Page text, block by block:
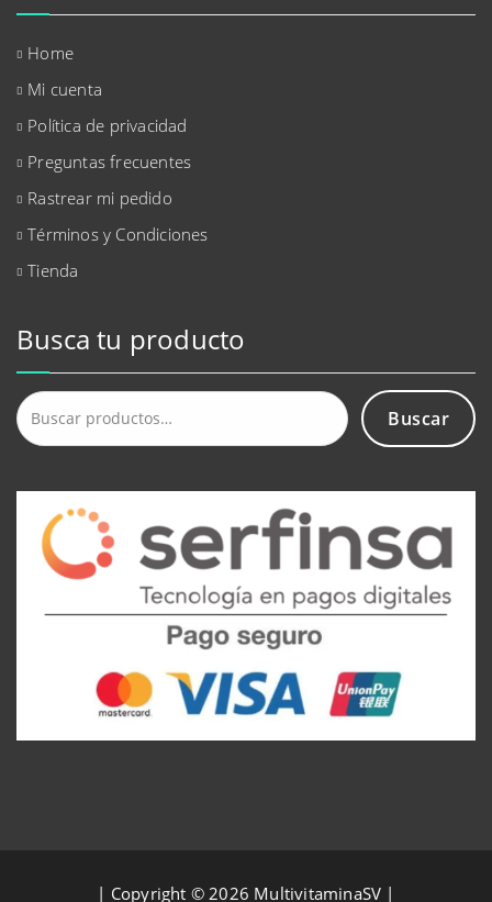
Home
Mi cuenta
Política de privacidad
Preguntas frecuentes
Rastrear mi pedido
Términos y Condiciones
Tienda
Busca tu producto
Buscar
por:
Buscar
| Copyright © 2026 MultivitaminaSV |